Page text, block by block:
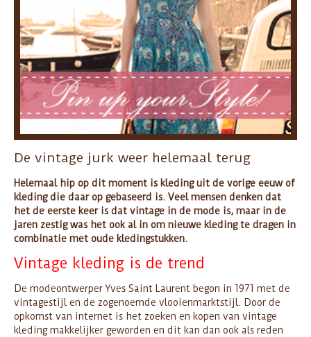
De vintage jurk weer helemaal terug
Helemaal hip op dit moment is kleding uit de vorige eeuw of
kleding die daar op gebaseerd is. Veel mensen denken dat
het de eerste keer is dat vintage in de mode is, maar in de
jaren zestig was het ook al in om nieuwe kleding te dragen in
combinatie met oude kledingstukken.
Vintage kleding is de trend
De modeontwerper Yves Saint Laurent begon in 1971 met de
vintagestijl en de zogenoemde vlooienmarktstijl. Door de
opkomst van internet is het zoeken en kopen van vintage
kleding makkelijker geworden en dit kan dan ook als reden